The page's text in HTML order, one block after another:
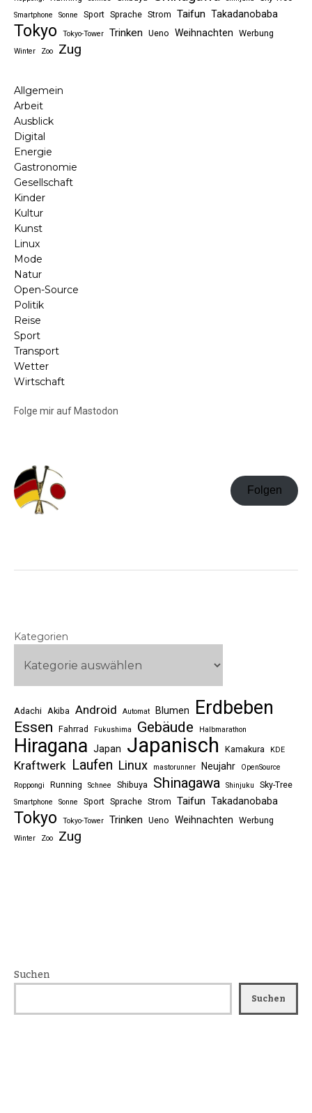
Smartphone Sonne Sport Sprache Strom Taifun Takadanobaba
Tokyo Tokyo-Tower Trinken Ueno Weihnachten Werbung
Winter Zoo Zug
Allgemein
Arbeit
Ausblick
Digital
Energie
Gastronomie
Gesellschaft
Kinder
Kultur
Kunst
Linux
Mode
Natur
Open-Source
Politik
Reise
Sport
Transport
Wetter
Wirtschaft
Folge mir auf Mastodon
Folgen
Kategorien
Adachi Akiba Android Automat Blumen Erdbeben
Essen Fahrrad Fukushima Gebäude Halbmarathon
Hiragana Japan Japanisch Kamakura KDE
Kraftwerk Laufen Linux mastorunner Neujahr
OpenSource
Roppongi
Running Schnee Shibuya Shinagawa Shinjuku Sky-Tree
Smartphone Sonne Sport Sprache Strom Taifun Takadanobaba
Tokyo Tokyo-Tower Trinken Ueno Weihnachten Werbung
Winter Zoo Zug
Suchen
Suchen